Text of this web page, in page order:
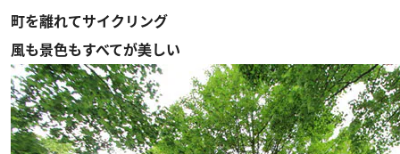
町を離れてサイクリング
風も景色もすべてが美しい